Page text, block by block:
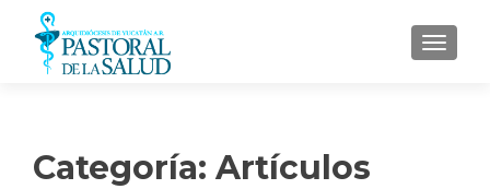
MENU
Categoría: Artículos